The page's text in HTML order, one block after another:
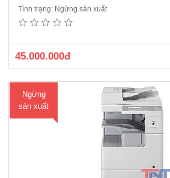
Tình trạng: Ngừng sản xuất
45.000.000đ
Ngừng
sản xuất
Scan màu mạng.Tốc độ copy: 30 trang A4/
giấy tối đa : A6 - A3.Bộ đảo bản sao (Dupplex